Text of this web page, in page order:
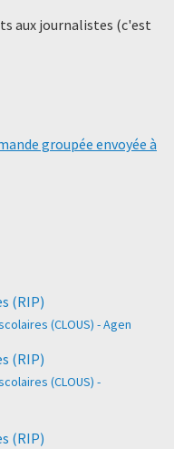
aux journalistes (c'est
groupée envoyée à
(RIP)
(CLOUS) - Agen
(RIP)
(CLOUS) -
(RIP)